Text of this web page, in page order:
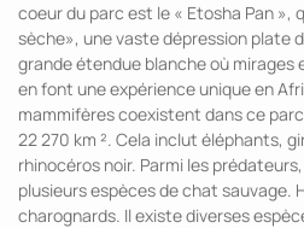
coeur du parc est le « Etosha Pan »,
sèche», une vaste dépression plate
grande étendue blanche où
en font une expérience unique en
mammifères coexistent dans ce
22 270 km ². Cela inclut éléphants,
rhinocéros noir. Parmi les
plusieurs espèces de chat sauvage.
charognards. Il existe diverses